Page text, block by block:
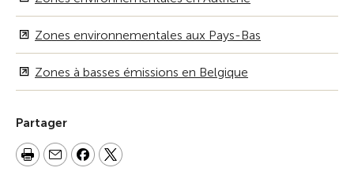
Zones environnementales aux Pays-Bas
Zones à basses émissions en Belgique
Partager